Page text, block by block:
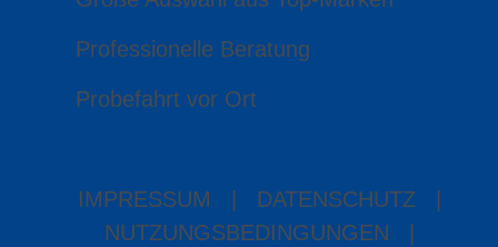
Professionelle Beratung
Probefahrt vor Ort
IMPRESSUM DATENSCHUTZ
NUTZUNGSBEDINGUNGEN